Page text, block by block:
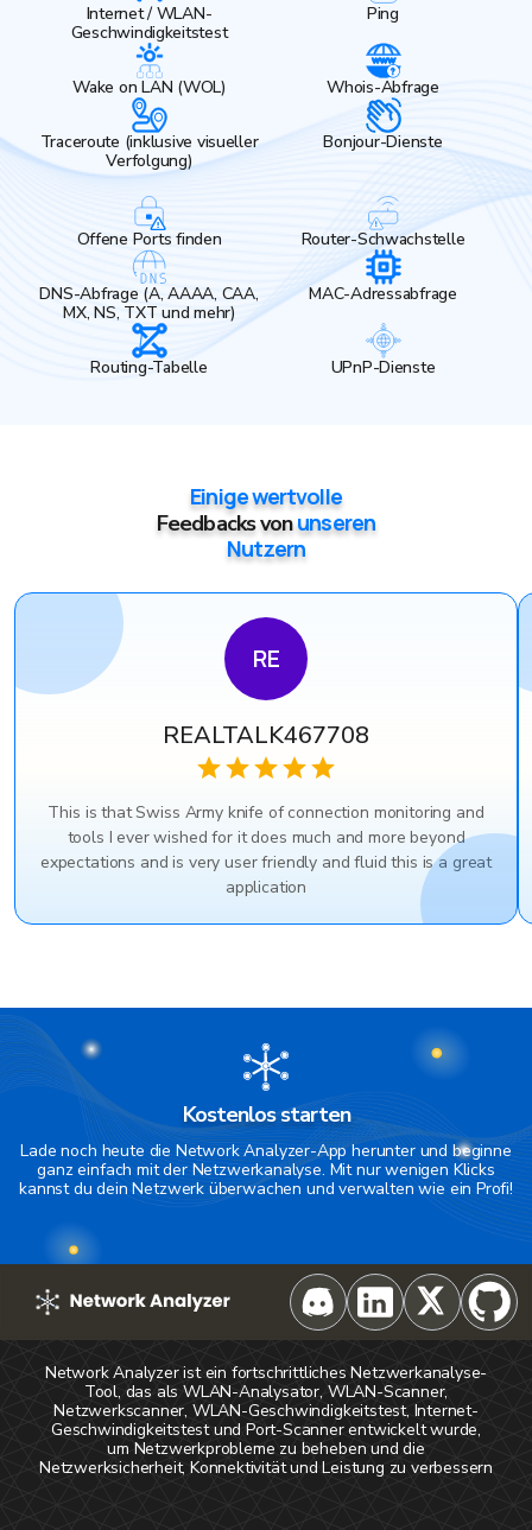
Internet / WLAN-
Geschwindigkeitstest
Ping
Wake on LAN (WOL) Whois-Abfrage
Traceroute (inklusive visueller
Verfolgung)
Bonjour-Dienste
Offene Ports finden Router-Schwachstelle
DNS-Abfrage (A, AAAA, CAA,
MX, NS, TXT und mehr)
MAC-Adressabfrage
Routing-Tabelle UPnP-Dienste
Einige wertvolle
Feedbacks vonunseren
Nutzern
RE
REALTALK467708
This is that Swiss Army knife of connection monitoring and
tools I ever wished for it does much and more beyond
expectations and is very user friendly and fluid this is a great
application
Kostenlos starten
Lade noch heute die Network Analyzer-App herunter und beginne
ganz einfach mit der Netzwerkanalyse. Mit nur wenigen Klicks
kannst du dein Netzwerk überwachen und verwalten wie ein Profi!
Network Analyzer ist ein fortschrittliches Netzwerkanalyse-
Tool, das als WLAN-Analysator, WLAN-Scanner,
Netzwerkscanner, WLAN-Geschwindigkeitstest, Internet-
Geschwindigkeitstest und Port-Scanner entwickelt wurde,
um Netzwerkprobleme zu beheben und die
Netzwerksicherheit, Konnektivität und Leistung zu verbessern